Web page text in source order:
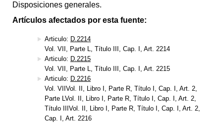
Disposiciones generales.
Artículos afectados por esta fuente:
Articulo: D.2214
Vol. VII, Parte L, Título III, Cap. I, Art. 2214
Articulo: D.2215
Vol. VII, Parte L, Título III, Cap. I, Art. 2215
Articulo: D.2216
Vol. VIIVol. II, Libro I, Parte R, Título I, Cap. I, Art. 2,
Parte LVol. II, Libro I, Parte R, Título I, Cap. I, Art. 2,
Título IIIVol. II, Libro I, Parte R, Título I, Cap. I, Art. 2,
Cap. I, Art. 2216